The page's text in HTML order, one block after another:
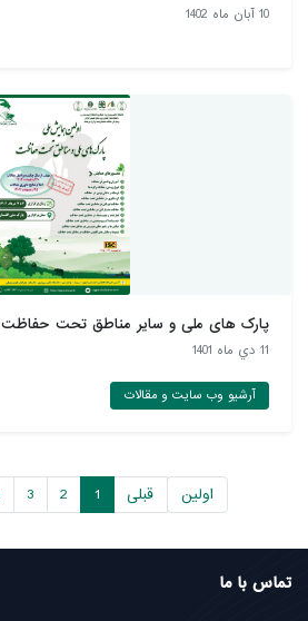
10 آبان ماه 1402
پارک های ملی و سایر مناطق تحت حفاظت
11 دي ماه 1401
آرشیو وب سایت و مقالات
اولین قبلی 1
2
3
تماس با ما